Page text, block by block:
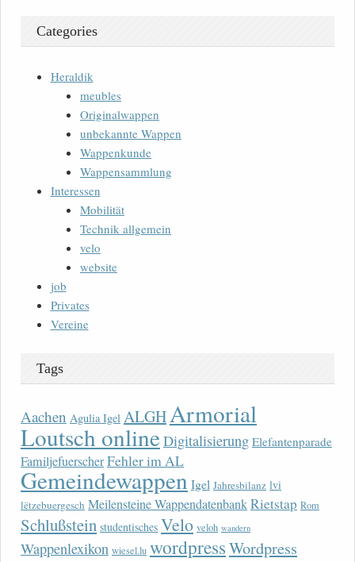
Categories
Heraldik
meubles
Originalwappen
unbekannte Wappen
Wappenkunde
Wappensammlung
Interessen
Mobilität
Technik allgemein
velo
website
job
Privates
Vereine
Tags
Aachen Agulia Igel ALGH Armorial
Loutsch onlineDigitalisierung Elefantenparade
FamiljefuerscherFehler im AL
Gemeindewappen Igel Jahresbilanz lvi
lëtzebuergesch Meilensteine WappendatenbankRietstap Rom
Schlußstein studentisches Velo veloh wandern
Wappenlexikon wiesel.lu wordpressWordpress